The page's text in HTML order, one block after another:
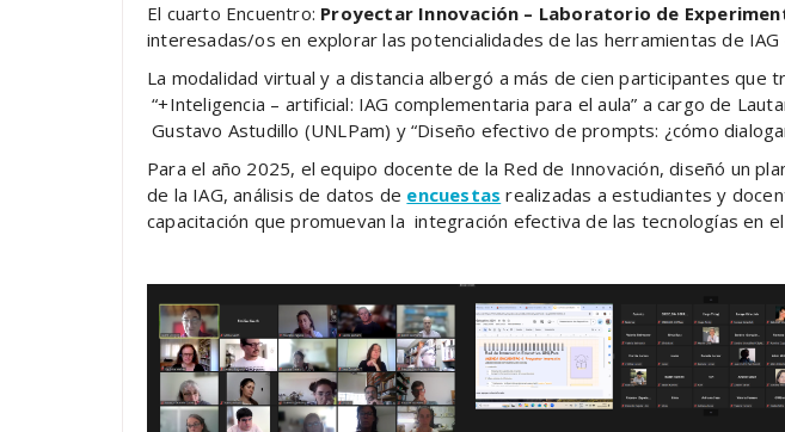
El cuarto Encuentro: Proyectar Innovación – Laboratorio de
interesadas/os en explorar las potencialidades de las herramientas de
La modalidad virtual y a distancia albergó a más de cien participantes
“+Inteligencia – artificial: IAG complementaria para el aula” a cargo de
Gustavo Astudillo (UNLPam) y “Diseño efectivo de prompts: ¿cómo
Para el año 2025, el equipo docente de la Red de Innovación, diseñó un
de la IAG, análisis de datos de encuestas realizadas a estudiantes y
capacitación que promuevan la integración efectiva de las tecnologías en